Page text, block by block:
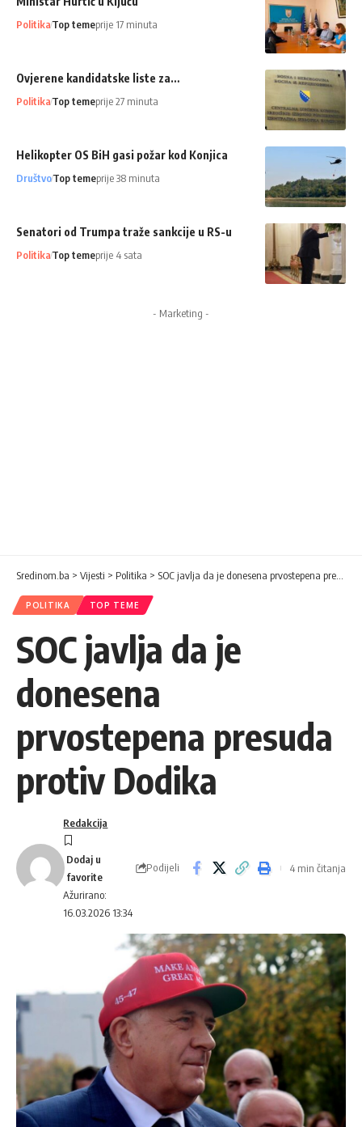
PolitikaTop temeprije 17 minuta
Ovjerene kandidatske liste za…
PolitikaTop temeprije 27 minuta
Helikopter OS BiH gasi požar kod Konjica
DruštvoTop temeprije 38 minuta
Senatori od Trumpa traže sankcije u RS-u
PolitikaTop temeprije 4 sata
- Marketing -
Sredinom.ba > Vijesti > Politika > SOC javlja da je donesena prvostepena presuda protiv Dodika
POLITIKA TOP TEME
SOC javlja da je
donesena
prvostepena presuda
protiv Dodika
Ažurirano:
16.03.2026 13:34
Redakcija
Podijeli 4 min čitanja